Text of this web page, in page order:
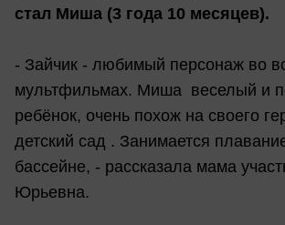
стал Миша (3 года 10 месяцев).
- Зайчик - любимый персонаж во
мультфильмах. Миша веселый и
ребёнок, очень похож на своего
детский сад . Занимается
бассейне, - рассказала мама
Юрьевна.